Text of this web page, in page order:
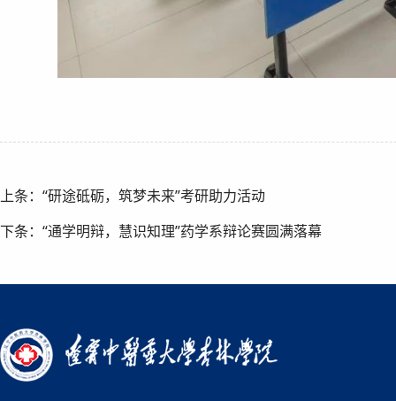
上条：“研途砥砺，筑梦未来”考研助力活动
下条：“通学明辩，慧识知理”药学系辩论赛圆满落幕